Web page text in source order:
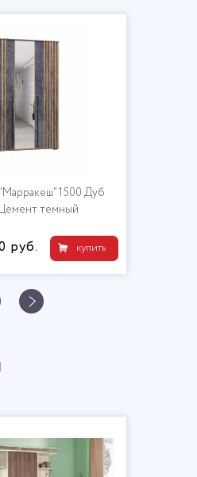
1500 Дуб
темный
купить
руб.